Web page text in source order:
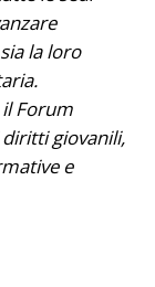
la loro
Forum
giovanili,
e